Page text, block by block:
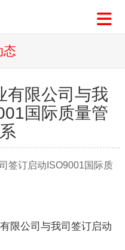
态
有限公司与我
国际质量管
签订启动ISO9001国际质
限公司与我司签订启动